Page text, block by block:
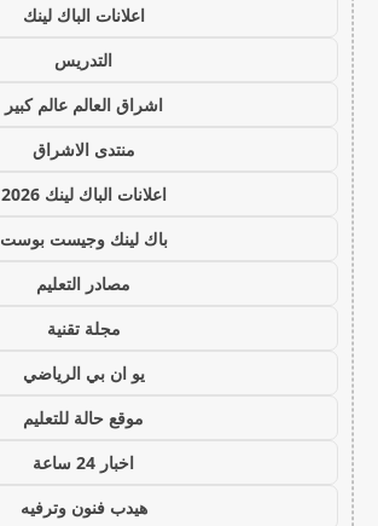
اعلانات الباك لينك
التدريس
اشراق العالم عالم كبير
منتدى الاشراق
اعلانات الباك لينك 2026
باك لينك وجيست بوست
مصادر التعليم
مجلة تقنية
يو ان بي الرياضي
موقع حالة للتعليم
اخبار 24 ساعة
هيدب فنون وترفيه